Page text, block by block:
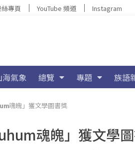
專頁 YouTube 頻道 Instagram
海氣象 總覽 專題 族語
魂魄」獲文學圖書獎
魂魄」獲文學